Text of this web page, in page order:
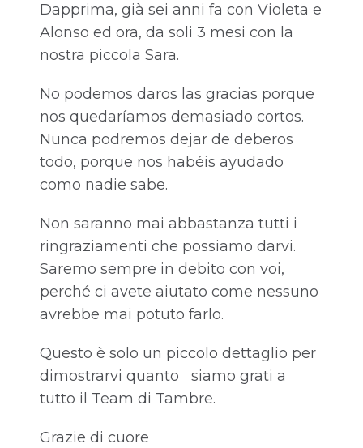
Dapprima, già sei anni fa con Violeta e
Alonso ed ora, da soli 3 mesi con la
nostra piccola Sara.
No podemos daros las gracias porque
nos quedaríamos demasiado cortos.
Nunca podremos dejar de deberos
todo, porque nos habéis ayudado
como nadie sabe.
Non saranno mai abbastanza tutti i
ringraziamenti che possiamo darvi.
Saremo sempre in debito con voi,
perché ci avete aiutato come nessuno
avrebbe mai potuto farlo.
Questo è solo un piccolo dettaglio per
dimostrarvi quanto siamo grati a
tutto il Team di Tambre.
Grazie di cuore